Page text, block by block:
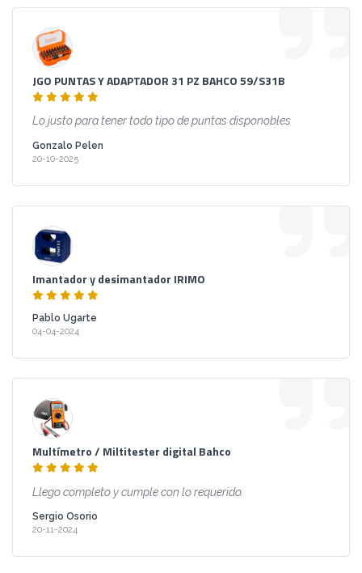
JGO PUNTAS Y ADAPTADOR 31 PZ BAHCO 59/S31B
Lo justo para tener todo tipo de puntas disponobles
Gonzalo Pelen
20-10-2025
Imantador y desimantador IRIMO
Pablo Ugarte
04-04-2024
Multímetro / Miltitester digital Bahco
Llego completo y cumple con lo requerido.
Sergio Osorio
20-11-2024